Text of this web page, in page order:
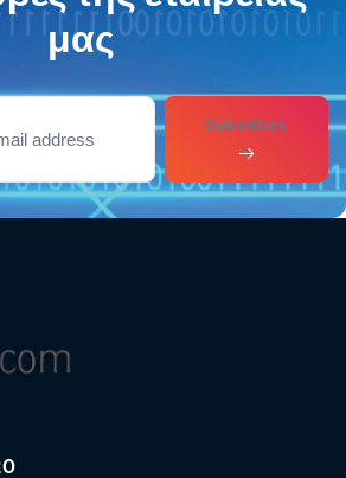
μας
Subcribes